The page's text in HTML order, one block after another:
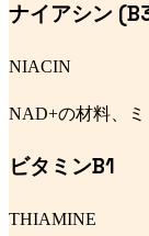
ナイアシン
NIACIN
NAD+の材料、
ビタミンB1
THIAMINE